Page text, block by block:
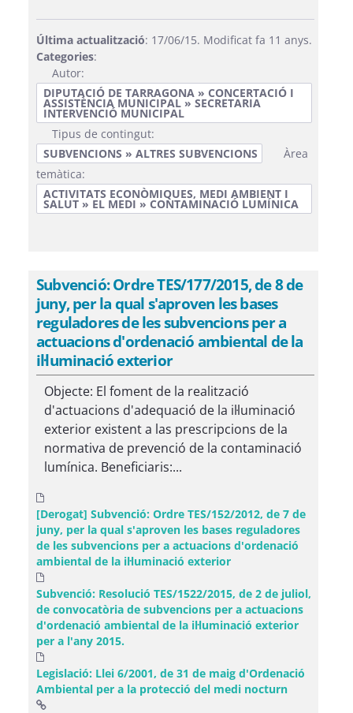
Última actualització: 17/06/15. Modificat fa 11 anys.
Categories:
Autor:
DIPUTACIÓ DE TARRAGONA » CONCERTACIÓ I
ASSISTÈNCIA MUNICIPAL » SECRETARIA
INTERVENCIÓ MUNICIPAL
Tipus de contingut:
SUBVENCIONS » ALTRES SUBVENCIONS
Àrea
temàtica:
ACTIVITATS ECONÒMIQUES, MEDI AMBIENT I
SALUT » EL MEDI » CONTAMINACIÓ LUMÍNICA
Subvenció: Ordre TES/177/2015, de 8 de
juny, per la qual s'aproven les bases
reguladores de les subvencions per a
actuacions d'ordenació ambiental de la
il·luminació exterior
Objecte: El foment de la realització
d'actuacions d'adequació de la il·luminació
exterior existent a las prescripcions de la
normativa de prevenció de la contaminació
lumínica. Beneficiaris:...
[Derogat] Subvenció: Ordre TES/152/2012, de 7 de
juny, per la qual s'aproven les bases reguladores
de les subvencions per a actuacions d'ordenació
ambiental de la il·luminació exterior
Subvenció: Resolució TES/1522/2015, de 2 de juliol,
de convocatòria de subvencions per a actuacions
d'ordenació ambiental de la il·luminació exterior
per a l'any 2015.
Legislació: Llei 6/2001, de 31 de maig d'Ordenació
Ambiental per a la protecció del medi nocturn